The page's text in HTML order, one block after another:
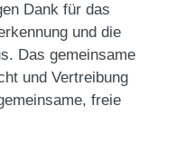
Dank für das
und die
Das gemeinsame
und Vertreibung
freie